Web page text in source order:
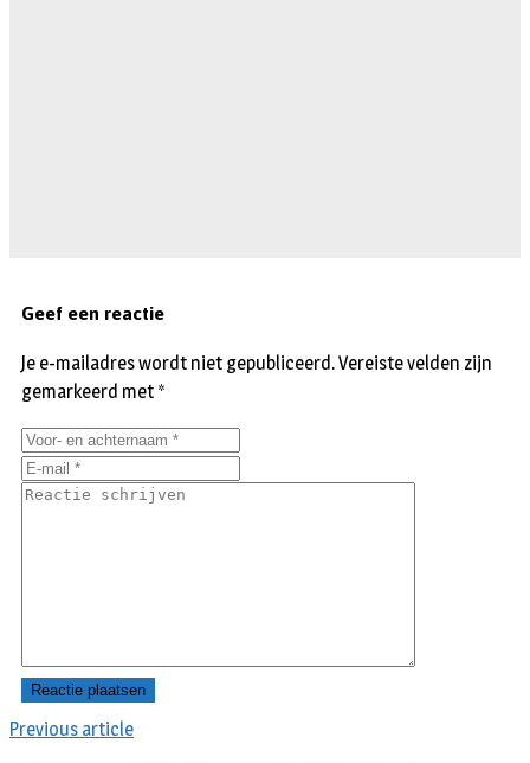
Previous article
Geef een reactie
Je e-mailadres wordt niet gepubliceerd.Vereiste velden zijn
gemarkeerd met *